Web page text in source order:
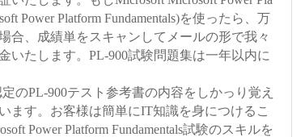
Power Platform Fundamentals)を使ったら、万
合、成績単をスキャンしてメールの形で我々
いたします。PL-900試験問題集は一年以内に
定のPL-900テスト参考書の内容をしかっり覚え
ます。お客様は簡単にIT知識を身につけるこ
Power Platform Fundamentals試験のスキルを